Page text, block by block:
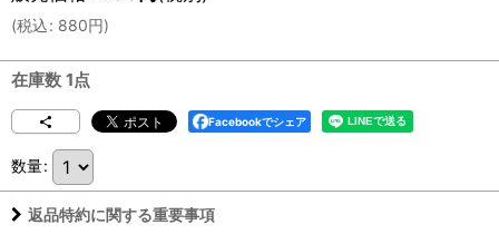
(税込: 880円)
在庫数 1点
Facebookでシェア
数量:
返品特約に関する重要事項